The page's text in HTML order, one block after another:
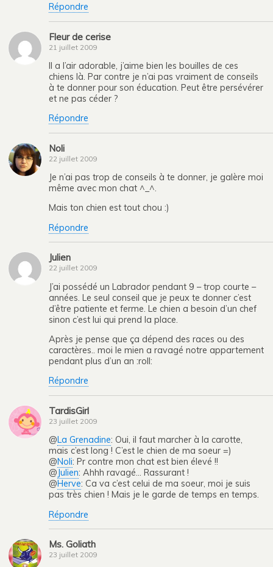
Répondre
Fleur de cerise
21 juillet 2009
Il a l’air adorable, j’aime bien les bouilles de ces
chiens là. Par contre je n’ai pas vraiment de conseils
à te donner pour son éducation. Peut être persévérer
et ne pas céder ?
Répondre
Noli
22 juillet 2009
Je n’ai pas trop de conseils à te donner, je galère moi
même avec mon chat ^_^.
Mais ton chien est tout chou :)
Répondre
Julien
22 juillet 2009
J’ai possédé un Labrador pendant 9 – trop courte –
années. Le seul conseil que je peux te donner c’est
d’être patiente et ferme. Le chien a besoin d’un chef
sinon c’est lui qui prend la place.
Après je pense que ça dépend des races ou des
caractères.. moi le mien a ravagé notre appartement
pendant plus d’un an :roll:
Répondre
TardisGirl
23 juillet 2009
@La Grenadine: Oui, il faut marcher à la carotte,
mais c’est long ! C’est le chien de ma soeur =)
@Noli: Pr contre mon chat est bien élevé !!
@Julien: Ahhh ravagé… Rassurant !
@Herve: Ca va c’est celui de ma soeur, moi je suis
pas très chien ! Mais je le garde de temps en temps.
Répondre
Ms. Goliath
23 juillet 2009